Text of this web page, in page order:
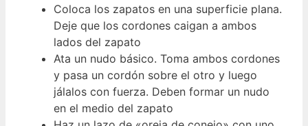
Coloca los zapatos en una superficie plana.
Deje que los cordones caigan a ambos
lados del zapato
Ata un nudo básico. Toma ambos cordones
y pasa un cordón sobre el otro y luego
jálalos con fuerza. Deben formar un nudo
en el medio del zapato